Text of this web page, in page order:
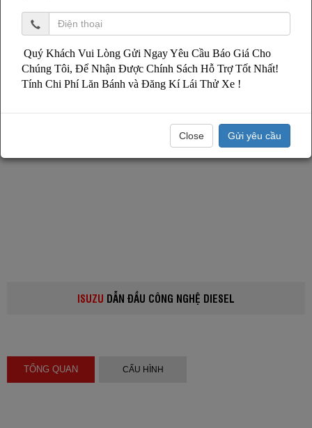
ISUZU DẪN ĐẦU CÔNG NGHỆ DIESEL
Quý Khách Vui Lòng Gửi Ngay Yêu Cầu Báo Giá Cho
Chúng Tôi, Để Nhận Được Chính Sách Hỗ Trợ Tốt Nhất!
Tính Chi Phí Lăn Bánh và Đăng Kí Lái Thử Xe !
Close Gửi yêu cầu
TỔNG QUAN CẤU HÌNH